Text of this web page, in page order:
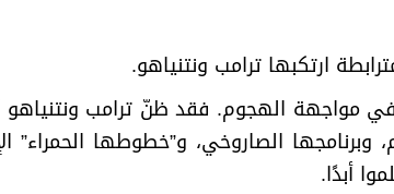
ارتكبها ترامب ونتنياهو.
في مواجهة الهجوم. فقد ظنّ ترامب
وبرنامجها الصاروخي، و”خطوطها الحمراء”
أبدًا.